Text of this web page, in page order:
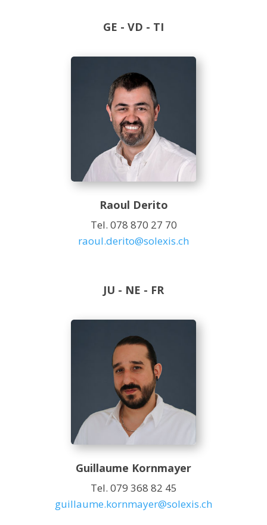
GE - VD - TI
Raoul Derito
Tel. 078 870 27 70
raoul.derito@solexis.ch
JU - NE - FR
Guillaume Kornmayer
Tel. 079 368 82 45
guillaume.kornmayer@solexis.ch